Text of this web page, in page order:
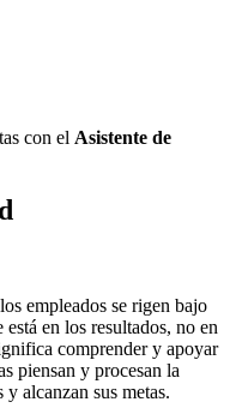
con el Asistente de
empleados se rigen bajo
en los resultados, no en
comprender y apoyar
piensan y procesan la
alcanzan sus metas.